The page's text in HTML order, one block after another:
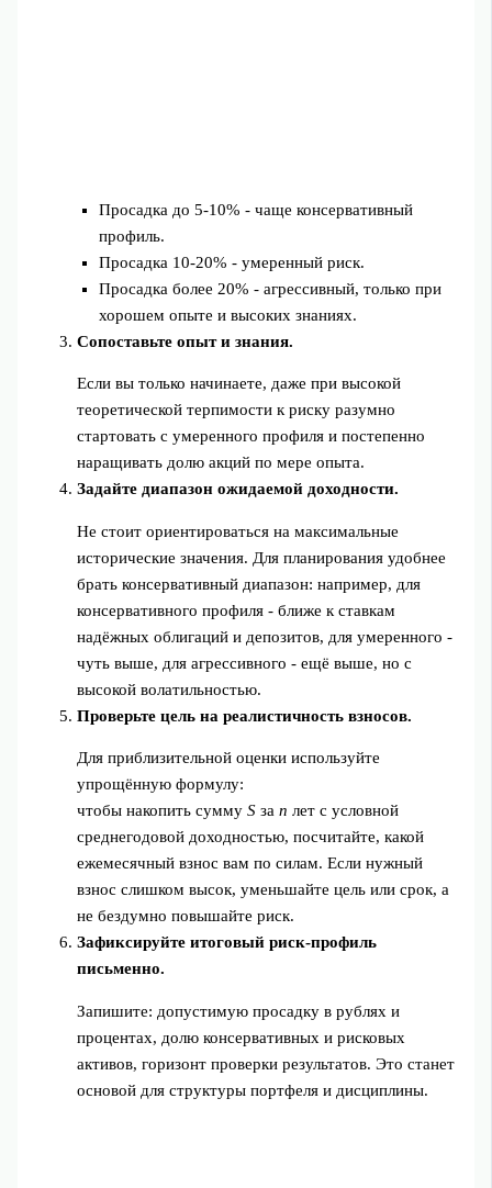
Просадка до 5-10% - чаще консервативный
профиль.
Просадка 10-20% - умеренный риск.
Просадка более 20% - агрессивный, только при
хорошем опыте и высоких знаниях.
Сопоставьте опыт и знания.
Если вы только начинаете, даже при высокой
теоретической терпимости к риску разумно
стартовать с умеренного профиля и постепенно
наращивать долю акций по мере опыта.
Задайте диапазон ожидаемой доходности.
Не стоит ориентироваться на максимальные
исторические значения. Для планирования удобнее
брать консервативный диапазон: например, для
консервативного профиля - ближе к ставкам
надёжных облигаций и депозитов, для умеренного -
чуть выше, для агрессивного - ещё выше, но с
высокой волатильностью.
Проверьте цель на реалистичность взносов.
Для приблизительной оценки используйте
упрощённую формулу:
чтобы накопить суммуS заn лет с условной
среднегодовой доходностью, посчитайте, какой
ежемесячный взнос вам по силам. Если нужный
взнос слишком высок, уменьшайте цель или срок, а
не бездумно повышайте риск.
Зафиксируйте итоговый риск‑профиль
письменно.
Запишите: допустимую просадку в рублях и
процентах, долю консервативных и рисковых
активов, горизонт проверки результатов. Это станет
основой для структуры портфеля и дисциплины.